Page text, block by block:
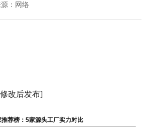
：网络
改后发布]
荐榜：5家源头工厂实力对比